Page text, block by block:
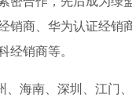
销商、华为认证经销
经销商等。
海南、深圳、江门、